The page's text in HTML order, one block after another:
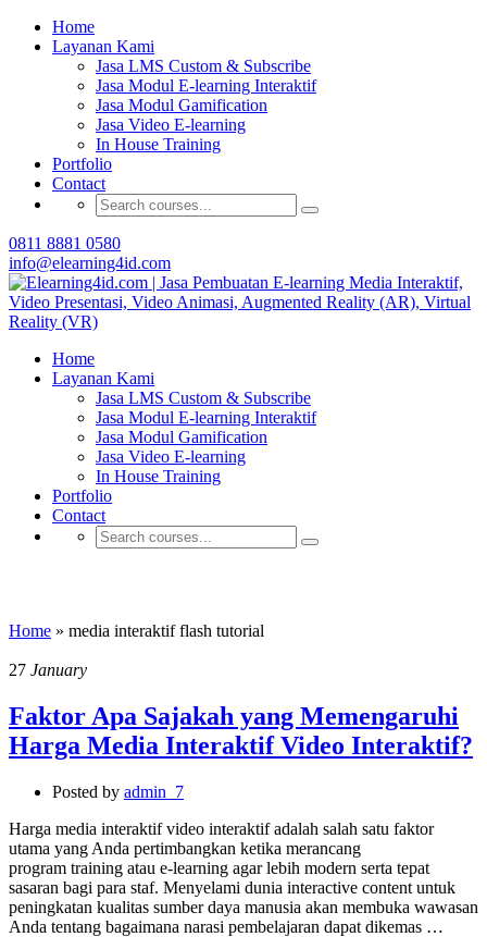
Home
Layanan Kami
Jasa LMS Custom & Subscribe
Jasa Modul E-learning Interaktif
Jasa Modul Gamification
Jasa Video E-learning
In House Training
Portfolio
Contact
0811 8881 0580
info@elearning4id.com
Home
Layanan Kami
Jasa LMS Custom & Subscribe
Jasa Modul E-learning Interaktif
Jasa Modul Gamification
Jasa Video E-learning
In House Training
Portfolio
Contact
Home » media interaktif flash tutorial
27 January
Faktor Apa Sajakah yang Memengaruhi
Harga Media Interaktif Video Interaktif?
Posted by admin_7
Harga media interaktif video interaktif adalah salah satu faktor
utama yang Anda pertimbangkan ketika merancang
program training atau e-learning agar lebih modern serta tepat
sasaran bagi para staf. Menyelami dunia interactive content untuk
peningkatan kualitas sumber daya manusia akan membuka wawasan
Anda tentang bagaimana narasi pembelajaran dapat dikemas …
Buat Modul E-learning & LMS Anda Semakin
Menarik dengan Gamification
Hubungi Tim Elearning4id